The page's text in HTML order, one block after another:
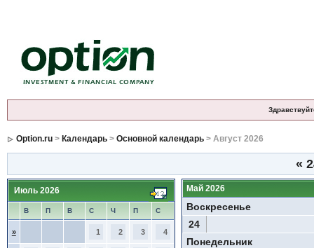
Option.ru> Календарь> Основной календарь> Август 2026
«
Июль 2026
В П В С Ч П С
» 1 2 3 4
Май 2026
Воскресенье
24
Понедельник